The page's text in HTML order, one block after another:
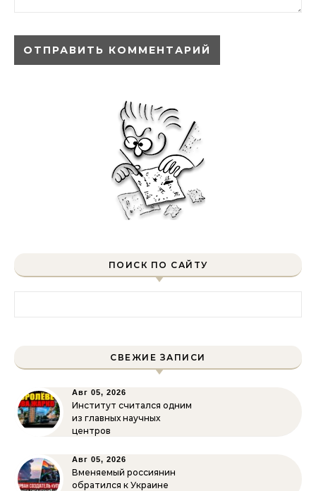
ПОИСК ПО САЙТУ
СВЕЖИЕ ЗАПИСИ
Авг 05, 2026
Институт считался одним
из главных научных
центров
Авг 05, 2026
Вменяемый россиянин
обратился к Украине